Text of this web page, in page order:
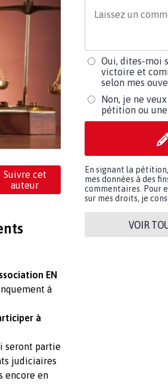
Suivre cet
auteur
EN
à
à
seront partie
judiciaires
encore en
Oui, dites-moi
victoire et
selon mes
Non, je ne
pétition ou
En signant la
mes données à des
commentaires. Pour
sur mes droits, je
VOIR